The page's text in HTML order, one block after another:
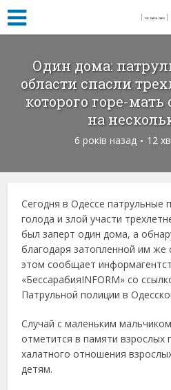
Один дома:
области спасли
которого горе-мать
на
6 років назад 12
Сегодня в Одессе патрульные
голода и злой участи
был заперт один дома, а
благодаря затопленной им
этом сообщает
«БессарабияINFORM» со
Патрульной полиции в
Случай с маленьким
отметится в памяти взрослых
халатного отношения
детям.